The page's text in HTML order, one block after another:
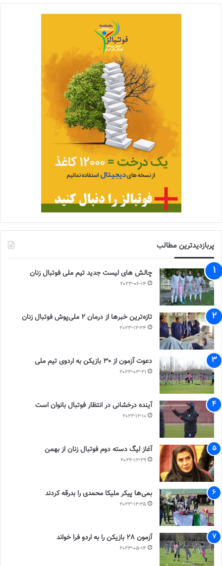
پربازدیدترین مطالب
چالش هاى ليست جدید تيم ملى فوتبال زنان
2023-06-14
تازه‌ترین خبرها از درمان ۲ ملی‌پوش فوتبال زنان
2023-12-24
دعوت آزمون از 30 بازیکن به اردوی تیم ملی
2023-03-21
آینده درخشانی در انتظار فوتبال بانوان است
2022-12-10
آغاز لیگ دسته دوم فوتبال زنان از بهمن
2024-12-29
بمی‌ها پیکر ملیکا محمدی را بدرقه کردند
2023-12-25
آزمون 28 بازیکن را به اردو فرا خواند
2023-05-14